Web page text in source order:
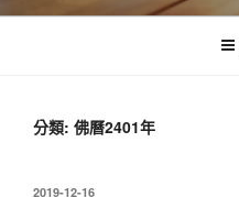
分類: 佛曆2401年
發
2019-12-16